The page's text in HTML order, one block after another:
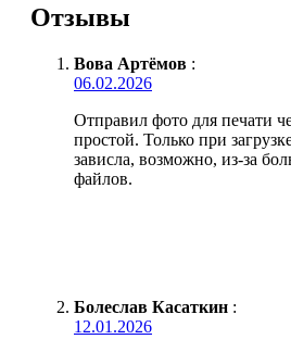
Отзывы
Вова Артёмов :
06.02.2026
Отправил фото для печати
простой. Только при
зависла, возможно, из-за
файлов.
Болеслав Касаткин :
12.01.2026